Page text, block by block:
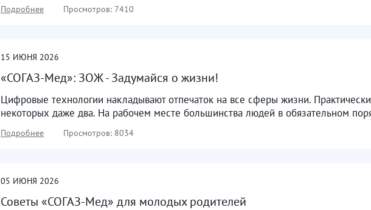
Подробнее Просмотров: 7410
15 ИЮНЯ 2026
«СОГАЗ-Мед»: ЗОЖ - Задумайся о жизни!
Цифровые технологии накладывают отпечаток на все сферы жизни.
некоторых даже два. На рабочем месте большинства людей в обязательном
Подробнее Просмотров: 8034
05 ИЮНЯ 2026
Советы «СОГАЗ-Мед» для молодых родителей